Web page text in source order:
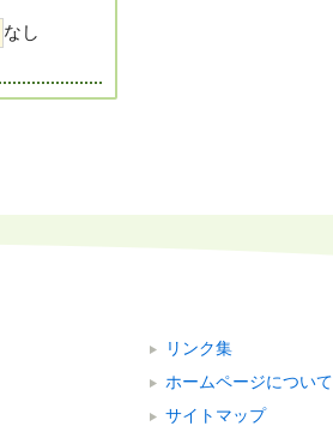
なし
リンク集
ホームページについて
サイトマップ